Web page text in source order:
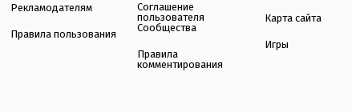
Рекламодателям
Правила пользования
Соглашение
пользователя
Сообщества
Правила
комментирования
Карта сайта
Игры